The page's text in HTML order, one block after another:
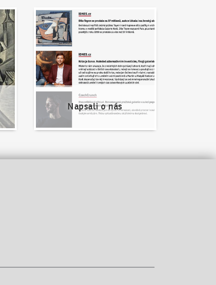
Napsali o nás
Napsali o nás